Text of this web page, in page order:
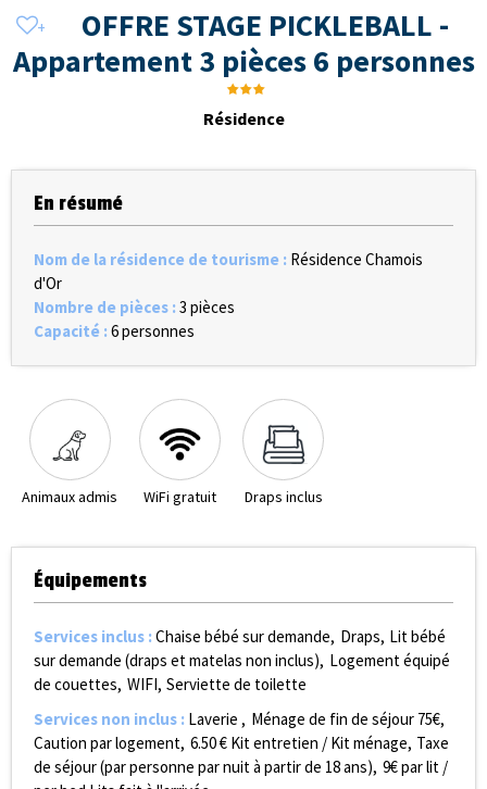
OFFRE STAGE PICKLEBALL -
Appartement 3 pièces 6 personnes
Résidence
En résumé
Nom de la résidence de tourisme : Résidence Chamois
d'Or
Nombre de pièces :3 pièces
Capacité :6 personnes
Animaux admis WiFi gratuit Draps inclus
Équipements
Services inclus :Chaise bébé sur demande Draps Lit bébé
sur demande (draps et matelas non inclus) Logement équipé
de couettes WIFI Serviette de toilette
Services non inclus : Laverie Ménage de fin de séjour 75€
Caution par logement 6.50€ Kit entretien / Kit ménage Taxe
de séjour (par personne par nuit à partir de 18 ans) 9€ par lit /